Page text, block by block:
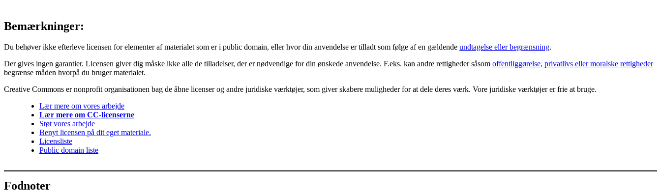
Bemærkninger:
Du behøver ikke efterleve licensen for elementer af materialet som er i public domain, eller hvor din anvendelse er tilladt som følge af en gældende undtagelse eller begrænsning.
Der gives ingen garantier. Licensen giver dig måske ikke alle de tilladelser, der er nødvendige for din ønskede anvendelse. F.eks. kan andre rettigheder såsom offentliggørelse, privatlivs eller moralske rettigheder
begrænse måden hvorpå du bruger materialet.
Creative Commons er nonprofit organisationen bag de åbne licenser og andre juridiske værktøjer, som giver skabere muligheder for at dele deres værk. Vore juridiske værktøjer er frie at bruge.
Lær mere om vores arbejde
Lær mere om CC-licenserne
Støt vores arbejde
Benyt licensen på dit eget materiale.
Licensliste
Public domain liste
Fodnoter